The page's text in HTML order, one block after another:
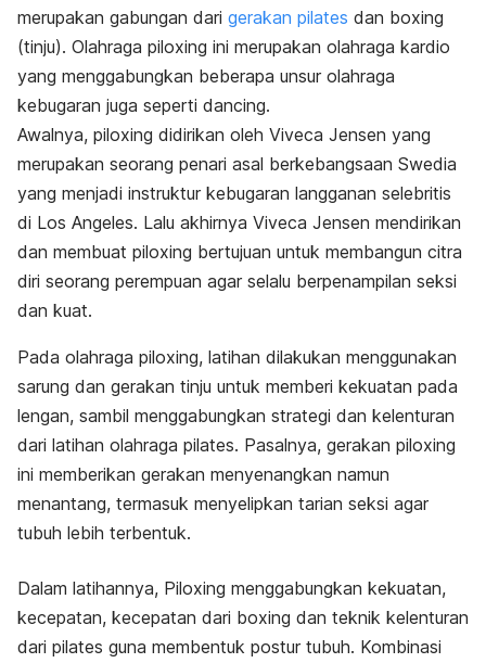
merupakan gabungan dari gerakan pilates dan boxing
(tinju). Olahraga piloxing ini merupakan olahraga kardio
yang menggabungkan beberapa unsur olahraga
kebugaran juga seperti dancing.
Awalnya, piloxing didirikan oleh Viveca Jensen yang
merupakan seorang penari asal berkebangsaan Swedia
yang menjadi instruktur kebugaran langganan selebritis
di Los Angeles. Lalu akhirnya Viveca Jensen mendirikan
dan membuat piloxing bertujuan untuk membangun citra
diri seorang perempuan agar selalu berpenampilan seksi
dan kuat.
Pada olahraga piloxing, latihan dilakukan menggunakan
sarung dan gerakan tinju untuk memberi kekuatan pada
lengan, sambil menggabungkan strategi dan kelenturan
dari latihan olahraga pilates. Pasalnya, gerakan piloxing
ini memberikan gerakan menyenangkan namun
menantang, termasuk menyelipkan tarian seksi agar
tubuh lebih terbentuk.
Dalam latihannya, Piloxing menggabungkan kekuatan,
kecepatan, kecepatan dari boxing dan teknik kelenturan
dari pilates guna membentuk postur tubuh. Kombinasi